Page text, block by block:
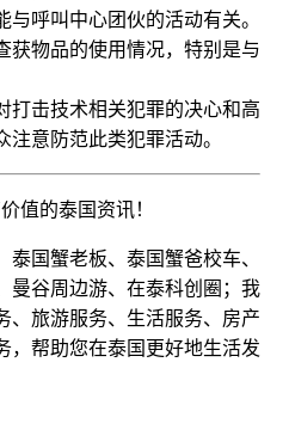
呼叫中心团伙的活动有关。
获物品的使用情况，特别是与
打击技术相关犯罪的决心和高
意防范此类犯罪活动。
值的泰国资讯！
国蟹老板、泰国蟹爸校车、
曼谷周边游、 在泰科创圈 ； 我
、旅游服务、生活服务、房产
，帮助您在泰国更好地生活发